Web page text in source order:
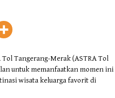
Tol Tangerang-Merak (ASTRA Tol
untuk memanfaatkan momen ini
wisata keluarga favorit di